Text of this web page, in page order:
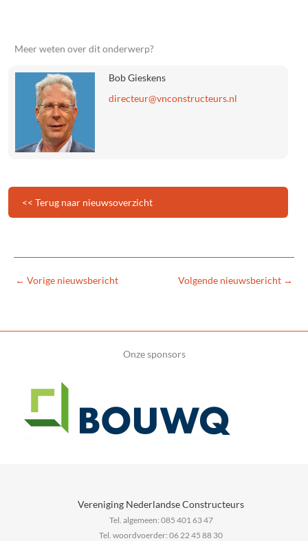
Meer weten over dit onderwerp?
Bob Gieskens
directeur@vnconstructeurs.nl
<< Terug naar nieuwsoverzicht
← Vorige nieuwsbericht Volgende nieuwsbericht →
Onze sponsors
Vereniging Nederlandse Constructeurs
Tel. algemeen: 085 401 63 47
Tel. woordvoerder: 06 22 45 88 30